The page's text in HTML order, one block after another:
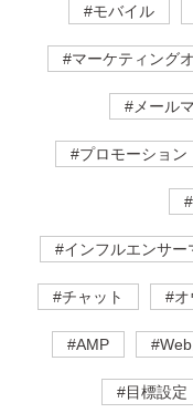
#モバイル
#マーケティング
#メール
#プロモーション
#インフルエンサー
#チャット #オ
#AMP
#目標設定